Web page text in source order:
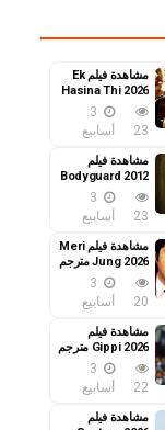
مشاهدة فيلم Ek
Hasina Thi 2026
مترجم
23
3
أسابيع
مشاهدة فيلم
Bodyguard 2012
مترجم
23
3
أسابيع
مشاهدة فيلم Meri
Jung 2026 مترجم
20
3
أسابيع
مشاهدة فيلم
Gippi 2026 مترجم
22
3
أسابيع
مشاهدة فيلم